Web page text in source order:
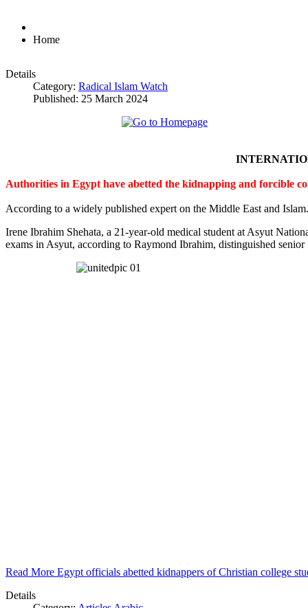
Home
Details
Category: Radical Islam Watch
Published: 25 March 2024
Authorities in Egypt have abetted the kidnapping and forcible
According to a widely published expert on the Middle East and Islam.
Irene Ibrahim Shehata, a 21-year-old medical student at Asyut
exams in Asyut, according to Raymond Ibrahim, distinguished
Read More Egypt officials abetted kidnappers of Christian college
Details